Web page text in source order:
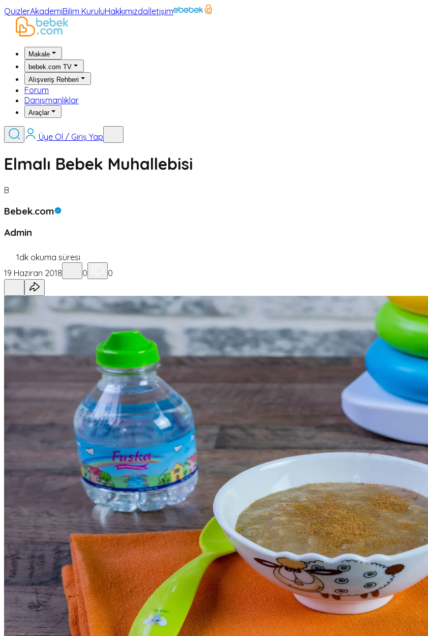
QuizlerAkademiBilim KuruluHakkımızdaİletişim
Makale
bebek.com TV
Alışveriş Rehberi
Forum
Danışmanlıklar
Araçlar
Üye Ol / Giriş Yap
Elmalı Bebek Muhallebisi
B
Bebek.com
Admin
1dk okuma süresi
19 Haziran 2018
0 0